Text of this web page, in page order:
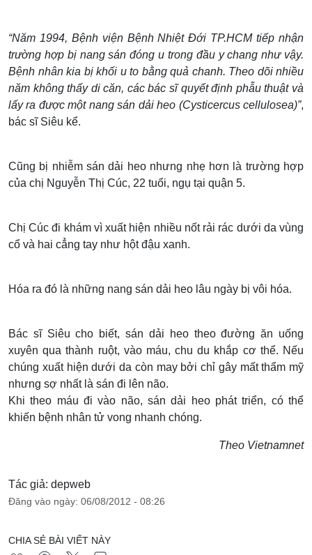
“Năm 1994, Bệnh viện Bệnh Nhiệt Đới TP.HCM tiếp nhận
trường hợp bị nang sán đóng u trong đầu y chang như vậy.
Bệnh nhân kia bị khối u to bằng quả chanh. Theo dõi nhiều
năm không thấy di căn, các bác sĩ quyết định phẫu thuật và
lấy ra được một nang sán dải heo (Cysticercus cellulosea)”,
bác sĩ Siêu kể.
Cũng bị nhiễm sán dải heo nhưng nhẹ hơn là trường hợp
của chị Nguyễn Thị Cúc, 22 tuổi, ngụ tại quận 5.
Chị Cúc đi khám vì xuất hiện nhiều nốt rải rác dưới da vùng
cổ và hai cẳng tay như hột đậu xanh.
Hóa ra đó là những nang sán dải heo lâu ngày bị vôi hóa.
Bác sĩ Siêu cho biết, sán dải heo theo đường ăn uống
xuyên qua thành ruột, vào máu, chu du khắp cơ thể. Nếu
chúng xuất hiện dưới da còn may bởi chỉ gây mất thẩm mỹ
nhưng sợ nhất là sán đi lên não.
Khi theo máu đi vào não, sán dải heo phát triển, có thể
khiến bệnh nhân tử vong nhanh chóng.
Theo Vietnamnet
Tác giả: depweb
Đăng vào ngày: 06/08/2012 - 08:26
CHIA SẺ BÀI VIẾT NÀY